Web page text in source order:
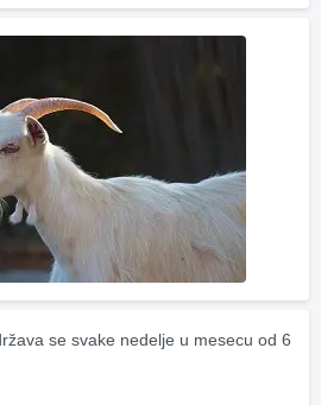
se svake nedelje u mesecu od 6